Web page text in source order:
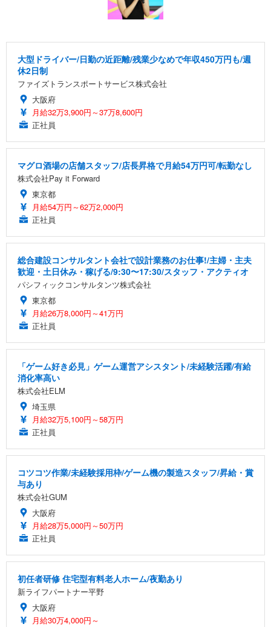
大型ドライバー/日勤の近距離/残業少なめで年収450万円も/週
休2日制
ファイズトランスポートサービス株式会社
大阪府
月給32万3,900円～37万8,600円
正社員
マグロ酒場の店舗スタッフ/店長昇格で月給54万円可/転勤なし
株式会社Pay it Forward
東京都
月給54万円～62万2,000円
正社員
総合建設コンサルタント会社で設計業務のお仕事!/主婦・主夫
歓迎・土日休み・稼げる/9:30〜17:30/スタッフ・アクティオ
パシフィックコンサルタンツ株式会社
東京都
月給26万8,000円～41万円
正社員
「ゲーム好き必見」ゲーム運営アシスタント/未経験活躍/有給
消化率高い
株式会社ELM
埼玉県
月給32万5,100円～58万円
正社員
コツコツ作業/未経験採用枠/ゲーム機の製造スタッフ/昇給・賞
与あり
株式会社GUM
大阪府
月給28万5,000円～50万円
正社員
初任者研修 住宅型有料老人ホーム/夜勤あり
新ライフパートナー平野
大阪府
月給30万4,000円～